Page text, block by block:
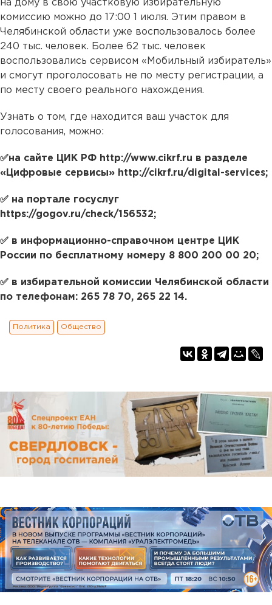
на дому в свою участковую избирательную
комиссию можно до 17:00 1 июля. Этим правом в
Челябинской области уже воспользовалось более
240 тыс. человек. Более 62 тыс. человек
воспользовались сервисом «Мобильный избиратель»
и смогут проголосовать не по месту регистрации, а
по месту своего реального нахождения.
Узнать о том, где находится ваш участок для
голосования, можно:
✅на сайте ЦИК РФ http://www.cikrf.ru в разделе
«Цифровые сервисы» http://cikrf.ru/digital-services;
✅ на портале госуслуг
https://gogov.ru/check/156532;
✅ в информационно-справочном центре ЦИК
России по бесплатному номеру 8 800 200 00 20;
✅ в избирательной комиссии Челябинской области
по телефонам: 265 78 70, 265 22 14.
Политика Общество